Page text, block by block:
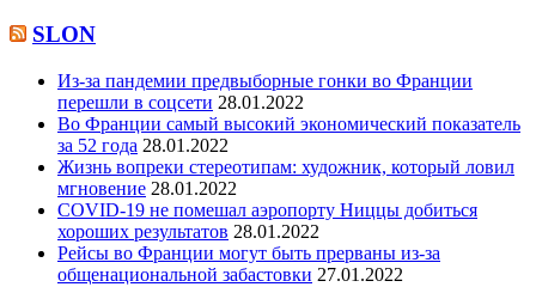
SLON
Из-за пандемии предвыборные гонки во Франции
перешли в соцсети 28.01.2022
Во Франции самый высокий экономический показатель
за 52 года 28.01.2022
Жизнь вопреки стереотипам: художник, который ловил
мгновение 28.01.2022
COVID-19 не помешал аэропорту Ниццы добиться
хороших результатов 28.01.2022
Рейсы во Франции ​​могут быть прерваны из-за
общенациональной забастовки 27.01.2022